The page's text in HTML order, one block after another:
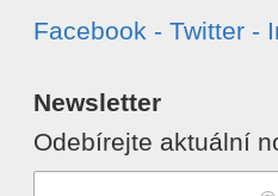
Facebook - Twitter -
Newsletter
Odebírejte aktuální